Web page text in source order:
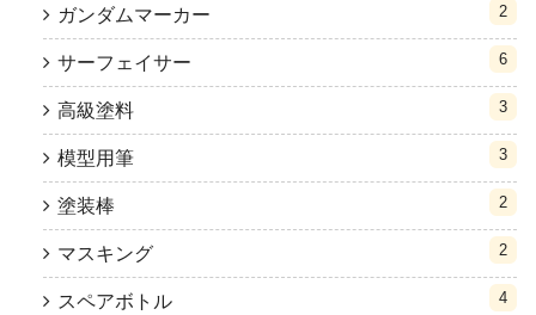
ガンダムマーカー 2
サーフェイサー 6
高級塗料 3
模型用筆 3
塗装棒 2
マスキング 2
スペアボトル 4